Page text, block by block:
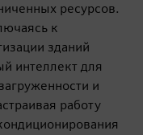
ресурсов.
к
зданий
интеллект для
и
работу